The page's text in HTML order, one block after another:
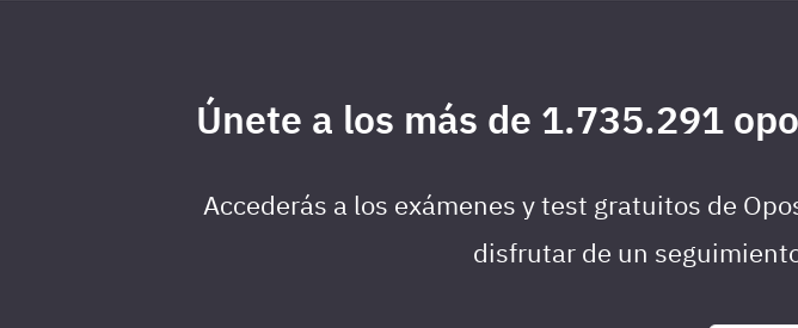
Únete a los más de 1.735.291
Accederás a los exámenes y test gratuitos de
disfrutar de un